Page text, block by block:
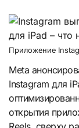
Приложение
Meta анонсировала запуск официального приложения
Instagram для
открытия